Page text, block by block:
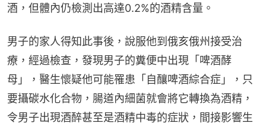
酒，但體內仍檢測出高達0.2%的酒精含量。
男子的家人得知此事後，說服他到俄亥俄州接受治
療，經過檢查，發現男子的糞便中出現「啤酒酵
母」，醫生懷疑他可能罹患「自釀啤酒綜合症」，只
要攝碳水化合物，腸道內細菌就會將它轉換為酒精，
令男子出現酒醉甚至是酒精中毒的症狀，間接影響生